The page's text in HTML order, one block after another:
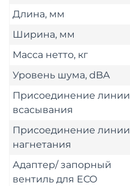
Длина, мм
Ширина, мм
Масса нетто, кг
Уровень шума, dBA
Присоединение линии
всасывания
Присоединение линии
нагнетания
Адаптер/ запорный
вентиль для ЕСО